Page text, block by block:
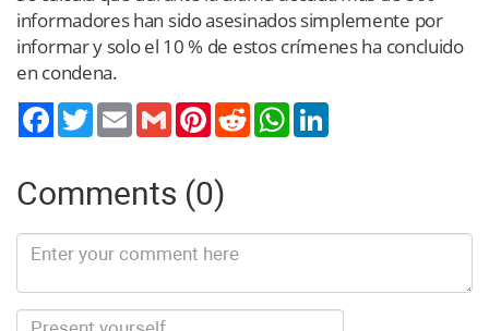
informadores han sido asesinados simplemente por
informar y solo el 10 % de estos crímenes ha concluido
en condena.
TwitterEmail Gmail PinterestReddit WhatsApp
Comments (0)